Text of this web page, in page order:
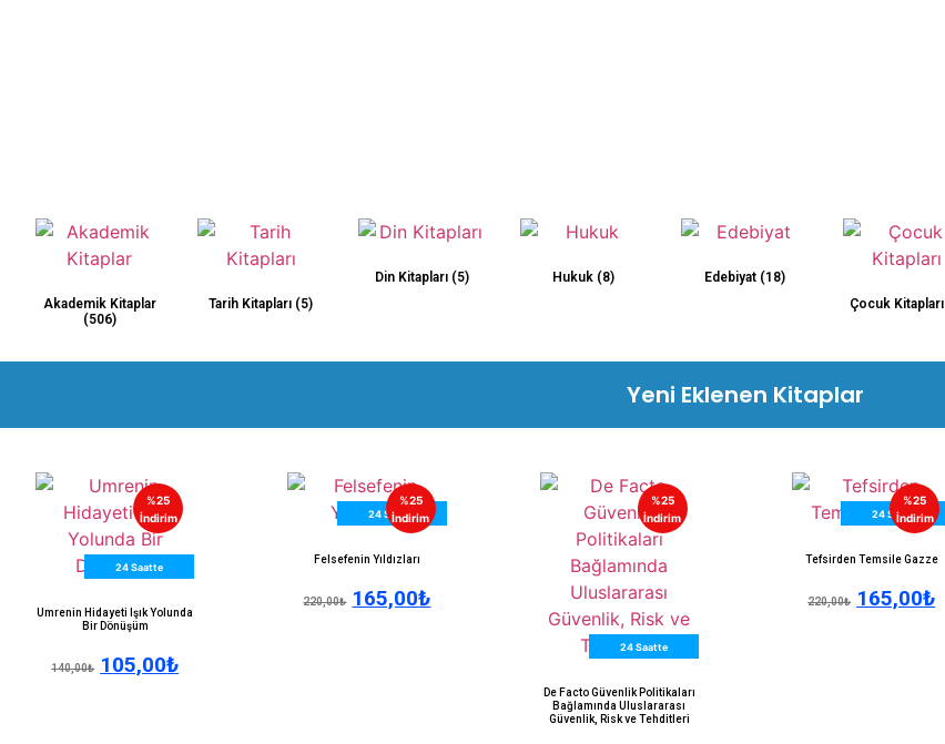
Akademik Kitaplar
(506)
Tarih Kitapları (5)
Din Kitapları (5) Hukuk (8) Edebiyat (18)
Çocuk Kitapları
Yeni Eklenen Kitaplar
24 Saatte
%25
İndirim
Umrenin Hidayeti Işık Yolunda
Bir Dönüşüm
140,00₺ 105,00₺
24 Saatte
%25
İndirim
Felsefenin Yıldızları
220,00₺ 165,00₺
24 Saatte
%25
İndirim
De Facto Güvenlik Politikaları
Bağlamında Uluslararası
Güvenlik, Risk ve Tehditleri
24 Saatte
%25
İndirim
Tefsirden Temsile Gazze
220,00₺ 165,00₺